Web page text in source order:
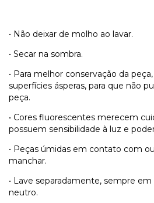
• Não deixar de molho ao lavar.
• Secar na sombra.
• Para melhor conservação da
superfícies ásperas, para que não
peça.
• Cores fluorescentes merecem
possuem sensibilidade à luz e
• Peças úmidas em contato com
manchar.
• Lave separadamente, sempre
neutro.